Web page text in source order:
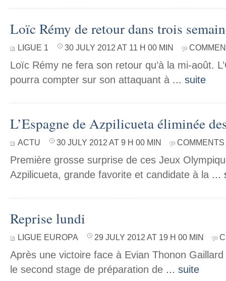
Loïc Rémy de retour dans trois
LIGUE 1 30 JULY 2012 AT 11 H 00 MIN
Loïc Rémy ne fera son retour qu’à la mi-août.
pourra compter sur son attaquant à ... suite
L’Espagne de Azpilicueta éliminée
ACTU 30 JULY 2012 AT 9 H 00 MIN
Première grosse surprise de ces Jeux
Azpilicueta, grande favorite et candidate à la ...
Reprise lundi
LIGUE EUROPA 29 JULY 2012 AT 19 H 00 MIN
Après une victoire face à Evian Thonon
le second stage de préparation de ... suite